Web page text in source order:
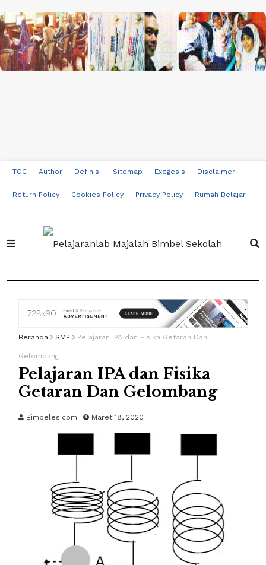
TOC Author Definisi Sitemap Exegesis Disclaimer
Return Policy Cookies Policy Privacy Policy Rumah Belajar
Beranda SMP Pelajaran IPA dan Fisika Getaran Dan
Gelombang
Pelajaran IPA dan Fisika
Getaran Dan Gelombang
Bimbeles.com Maret 18, 2020